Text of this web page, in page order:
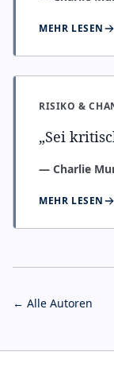
MEHR LESEN
RISIKO &
„Sei
— Charlie
MEHR LESEN
← Alle Autoren